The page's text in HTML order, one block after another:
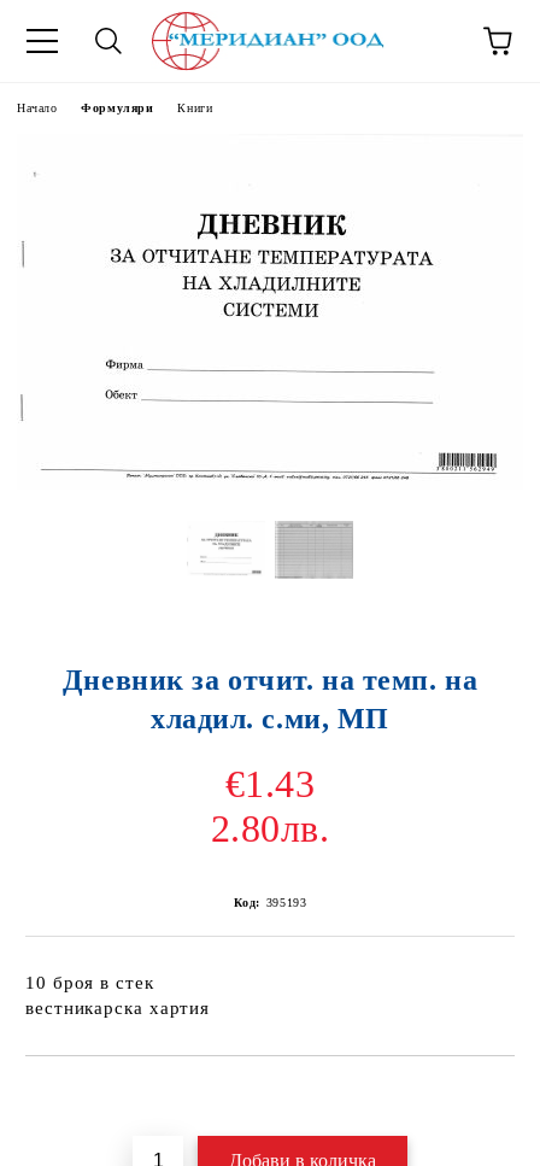
Начало Формуляри Книги
Дневник за отчит. на темп. на
хладил. с.ми, МП
€1.43
2.80лв.
Код: 395193
10 броя в стек
вестникарска хартия